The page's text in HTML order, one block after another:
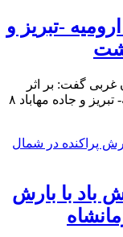
-تبریز و
غربی گفت: بر اثر
بروز دو سانحه تصادف در محور ارومیه- تبریز و جاده مهاباد ۸
با بارش